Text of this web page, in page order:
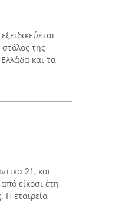
της
και τα
21, και
είκοσι έτη,
Η εταιρεία